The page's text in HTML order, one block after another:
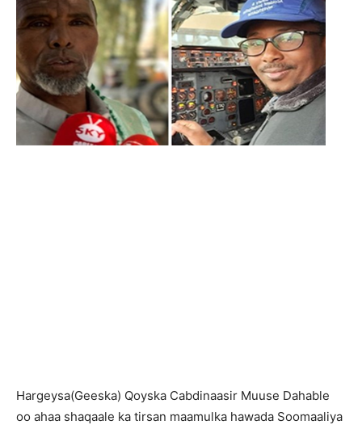
Hargeysa(Geeska) Qoyska Cabdinaasir Muuse Dahable
oo ahaa shaqaale ka tirsan maamulka hawada Soomaaliya